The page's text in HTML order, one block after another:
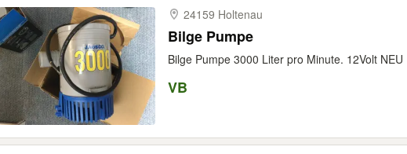
24159 Holtenau
Bilge Pumpe
Bilge Pumpe 3000 Liter pro Minute. 12Volt NEU
VB